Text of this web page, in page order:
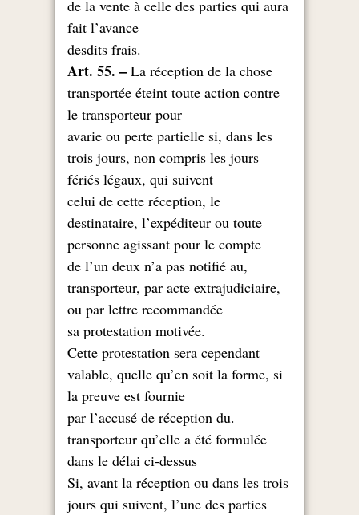
de la vente à celle des parties qui aura
fait l’avance
.desdits frais
Art. 55. – La réception de la chose
transportée éteint toute action contre
le transporteur pour
avarie ou perte partielle si, dans les
trois jours, non compris les jours
fériés légaux, qui suivent
celui de cette réception, le
destinataire, l’expéditeur ou toute
personne agissant pour le compte
,de l’un deux n’a pas notifié au
transporteur, par acte extrajudiciaire,
ou par lettre recommandée
.sa protestation motivée
Cette protestation sera cependant
valable, quelle qu’en soit la forme, si
la preuve est fournie
.par l’accusé de réception du
transporteur qu’elle a été formulée
dans le délai ci-dessus
Si, avant la réception ou dans les trois
jours qui suivent, l’une des parties